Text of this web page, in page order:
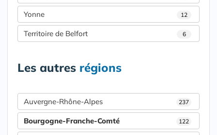
Yonne 12
Territoire de Belfort 6
Les autres régions
Auvergne-Rhône-Alpes 237
Bourgogne-Franche-Comté 122